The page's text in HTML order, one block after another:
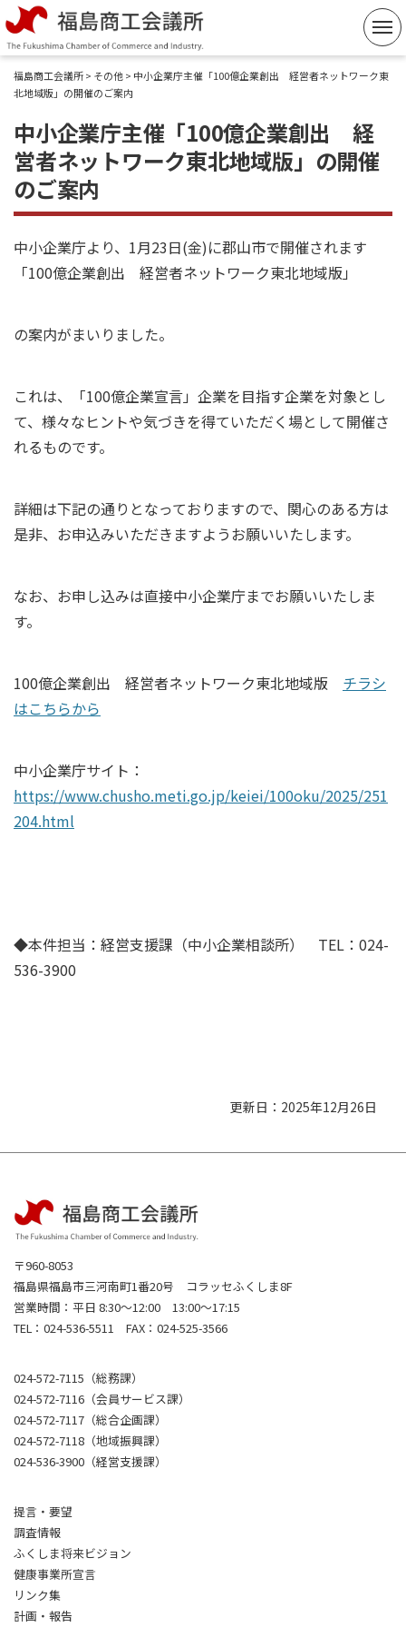
ン
テ
ン
ッ
福島商工会議所> その他> 中小企業庁主催「100億企業創出 経営者ネットワーク東
北地域版」の開催のご案内
中小企業庁主催「100億企業創出 経
営者ネットワーク東北地域版」の開催
のご案内
中小企業庁より、1月23日(金)に郡山市で開催されます
「100億企業創出 経営者ネットワーク東北地域版」
の案内がまいりました。
これは、「100億企業宣言」企業を目指す企業を対象とし
て、様々なヒントや気づきを得ていただく場として開催さ
れるものです。
詳細は下記の通りとなっておりますので、関心のある方は
是非、お申込みいただきますようお願いいたします。
なお、お申し込みは直接中小企業庁までお願いいたしま
す。
100億企業創出 経営者ネットワーク東北地域版 チラシ
はこちらから
中小企業庁サイト：
https://www.chusho.meti.go.jp/keiei/100oku/2025/251
204.html
◆本件担当：経営支援課（中小企業相談所） TEL：024-
536-3900
更新日：2025年12月26日
〒960-8053
福島県福島市三河南町1番20号 コラッセふくしま8F
営業時間：平日 8:30～12:00 13:00～17:15
TEL：024-536-5511 FAX：024-525-3566
024-572-7115（総務課）
024-572-7116（会員サービス課）
024-572-7117（総合企画課）
024-572-7118（地域振興課）
024-536-3900（経営支援課）
提言・要望
調査情報
ふくしま将来ビジョン
健康事業所宣言
リンク集
計画・報告